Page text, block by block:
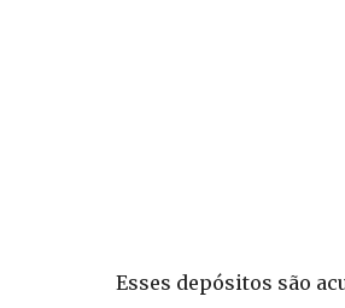
Esses depósitos são